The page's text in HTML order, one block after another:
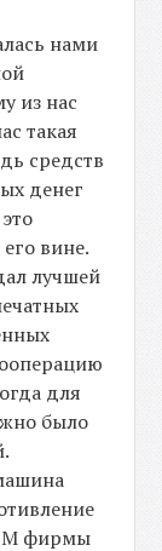
нами
из нас
такая
средств
денег
вине.
лучшей
для
было
фирмы